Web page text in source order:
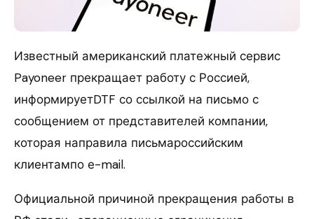
Известный американский платежный сервис
Payoneer прекращает работу с Россией,
информируетDTF со ссылкой на письмо с
сообщением от представителей компании,
которая направила письмароссийским
клиентампо е-mail.
Официальной причиной прекращения работы в